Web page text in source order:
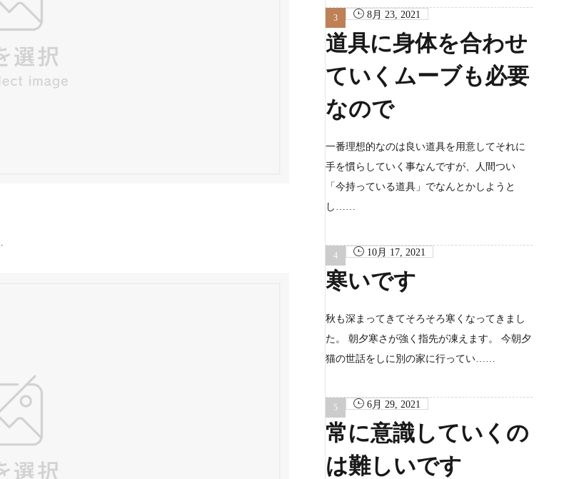
8月 23, 2021
道具に身体を合わせ
ていくムーブも必要
なので
一番理想的なのは良い道具を用意してそれに
手を慣らしていく事なんですが、人間つい
「今持っている道具」でなんとかしようと
し……
10月 17, 2021
寒いです
秋も深まってきてそろそろ寒くなってきまし
た。 朝夕寒さが強く指先が凍えます。 今朝夕
猫の世話をしに別の家に行ってい……
6月 29, 2021
常に意識していくの
は難しいです